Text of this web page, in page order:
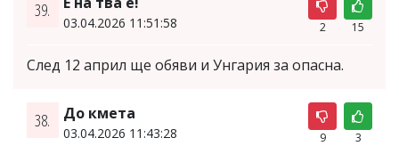
39.
03.04.2026 11:51:58 2 15
След 12 април ще обяви и Унгария за опасна.
38. До кмета
03.04.2026 11:43:28 9 3